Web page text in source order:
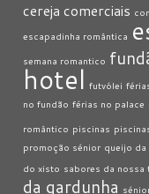
cereja comerciais
escapadinha romântica
semana romantico
hotel futvólei
no fundão férias no palace
romântico piscinas
promoção sénior queijo da
do xisto sabores da nossa
da gardunha